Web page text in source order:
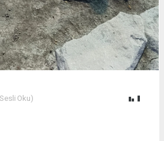
Oku)